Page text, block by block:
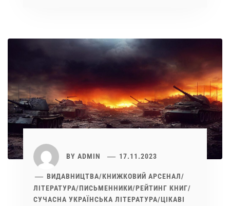
BY ADMIN 17.11.2023
ВИДАВНИЦТВА/КНИЖКОВИЙ АРСЕНАЛ/
ЛІТЕРАТУРА/ПИСЬМЕННИКИ/РЕЙТИНГ КНИГ/
СУЧАСНА УКРАЇНСЬКА ЛІТЕРАТУРА/ЦІКАВІ